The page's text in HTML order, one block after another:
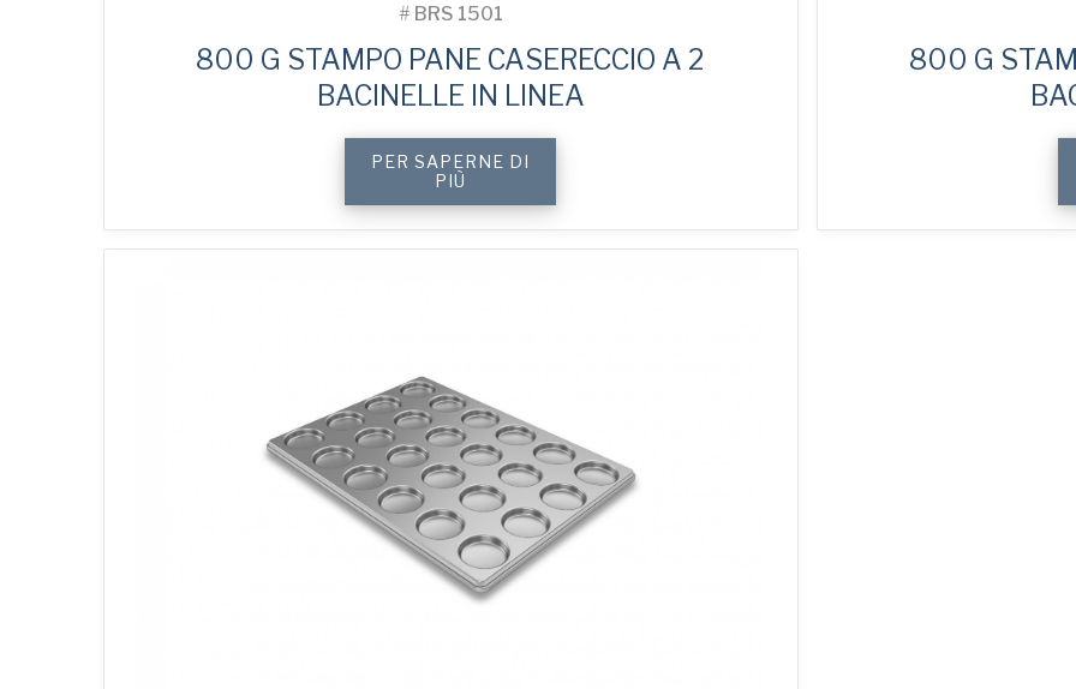
# BRS 1501
800 G STAMPO PANE CASERECCIO A 2
BACINELLE IN LINEA
PER SAPERNE DI
PIÙ
800 G